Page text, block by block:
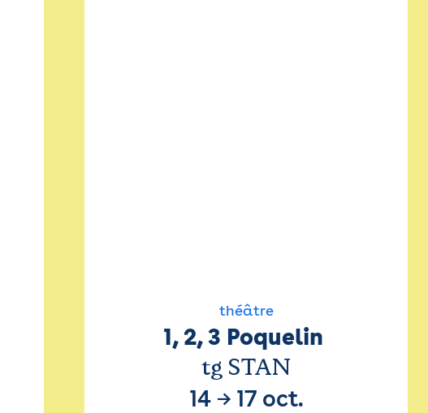
théâtre
1, 2, 3 Poquelin
tg STAN
14→ 17 oct.